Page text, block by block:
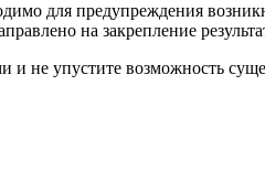
для предупреждения
на закрепление
и не упустите возможность